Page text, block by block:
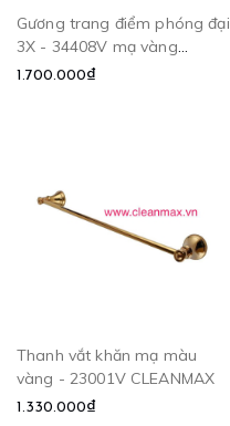
Gương trang điểm phóng đại
3X - 34408V mạ vàng
CLEANMAX
1.700.000₫
Thanh vắt khăn mạ màu
vàng - 23001V CLEANMAX
1.330.000₫